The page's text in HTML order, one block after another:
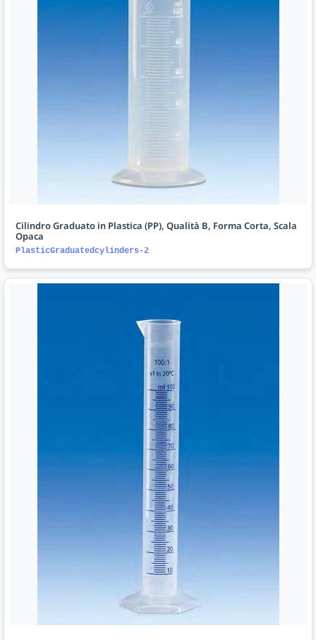
Cilindro Graduato in Plastica (PP), Qualità B, Forma Corta, Scala
Opaca
PlasticGraduatedcylinders-2